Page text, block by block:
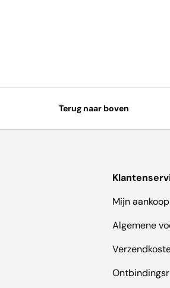
Terug naar boven
Mijn
Algemene